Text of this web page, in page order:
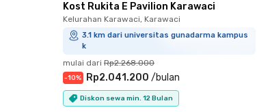
Kost Rukita E Pavilion Karawaci
Kelurahan Karawaci, Karawaci
3.1 km dari universitas gunadarma kampus
k
mulai dari Rp2.268.000
-10% Rp2.041.200 /bulan
Diskon sewa min. 12 Bulan